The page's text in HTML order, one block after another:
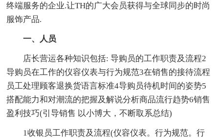
终端服务的企业.让TH的广大会员获得与全球同步的时尚
服饰产品.
一、人员
店长营运各种知识包括: 导购员的工作职责及流程2
导购员在工作的仪容仪表与行为规范3在销售的接待流程
员工处理顾客退换货语言标准4导购员待机时间的姿势5
搭配能力和对潮流的把握及解说分析商品流行趋势6销售
盈利技巧(引导销售 以小博大，不断取系总结)
1收银员工作职责及流程(仪容仪表。行为规范。行